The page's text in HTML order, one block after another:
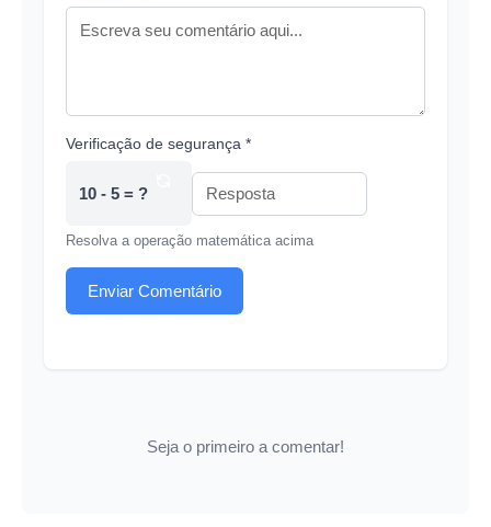
Verificação de segurança *
10 - 5 = ?
Resolva a operação matemática acima
Enviar Comentário
Seja o primeiro a comentar!